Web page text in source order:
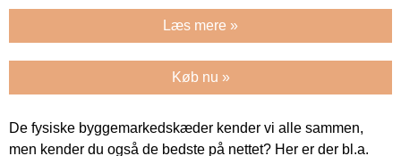
Læs mere »
Køb nu »
De fysiske byggemarkedskæder kender vi alle sammen,
men kender du også de bedste på nettet? Her er der bl.a.